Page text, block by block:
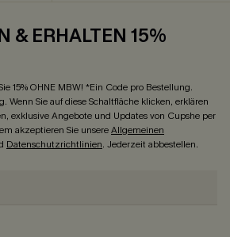
& ERHALTEN 15%
15% OHNE MBW! *Ein Code pro Bestellung.
Wenn Sie auf diese Schaltfläche klicken, erklären
exklusive Angebote und Updates von Cupshe per
akzeptieren Sie unsereAllgemeinen
Datenschutzrichtlinien. Jederzeit abbestellen.